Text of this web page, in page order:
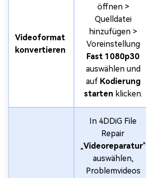
Videoformat
konvertieren
öffnen >
Quelldatei
hinzufügen >
Voreinstellung
Fast 1080p30
auswählen und
auf Kodierung
starten klicken.
In 4DDiG File
Repair
„Videoreparatur"
auswählen,
Problemvideos